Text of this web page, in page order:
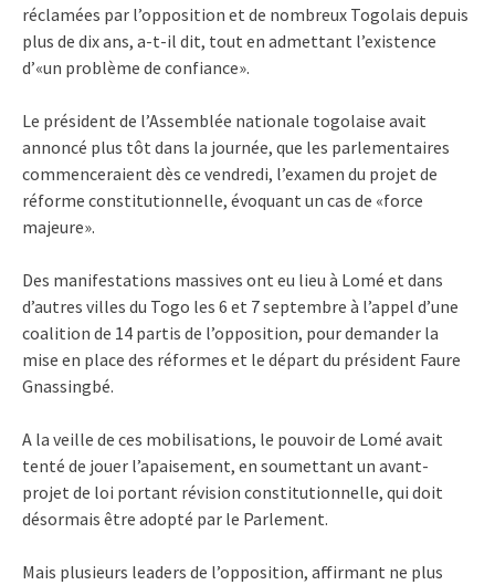
réclamées par l’opposition et de nombreux Togolais depuis
plus de dix ans, a-t-il dit, tout en admettant l’existence
d’«un problème de confiance».
Le président de l’Assemblée nationale togolaise avait
annoncé plus tôt dans la journée, que les parlementaires
commenceraient dès ce vendredi, l’examen du projet de
réforme constitutionnelle, évoquant un cas de «force
majeure».
Des manifestations massives ont eu lieu à Lomé et dans
d’autres villes du Togo les 6 et 7 septembre à l’appel d’une
coalition de 14 partis de l’opposition, pour demander la
mise en place des réformes et le départ du président Faure
Gnassingbé.
A la veille de ces mobilisations, le pouvoir de Lomé avait
tenté de jouer l’apaisement, en soumettant un avant-
projet de loi portant révision constitutionnelle, qui doit
désormais être adopté par le Parlement.
Mais plusieurs leaders de l’opposition, affirmant ne plus